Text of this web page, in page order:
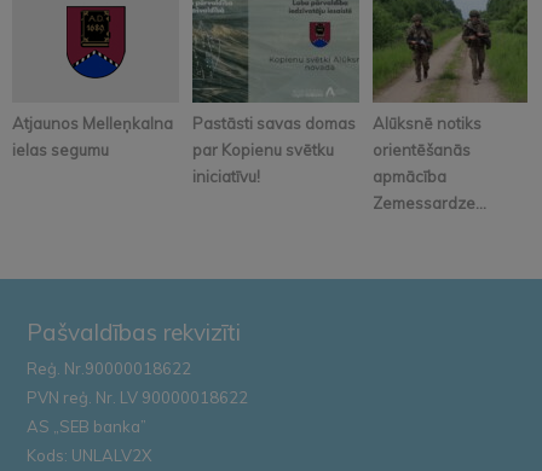
Atjaunos Melleņkalna
ielas segumu
Pastāsti savas domas
par Kopienu svētku
iniciatīvu!
Alūksnē notiks
orientēšanās
apmācība
Zemessardze...
Pašvaldības rekvizīti
Reģ. Nr.90000018622
PVN reģ. Nr. LV 90000018622
AS „SEB banka”
Kods: UNLALV2X